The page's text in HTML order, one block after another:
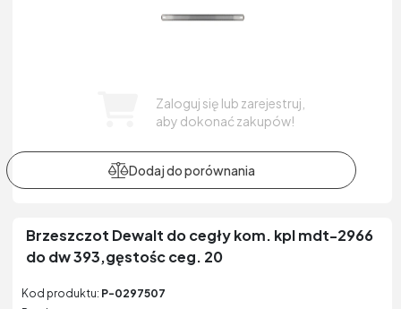
Zaloguj się lub zarejestruj,
aby dokonać zakupów!
Brzeszczot Dewalt do cegły kom. kpl mdt-2966
do dw 393,gęstośc ceg. 20
Kod produktu: P-0297507